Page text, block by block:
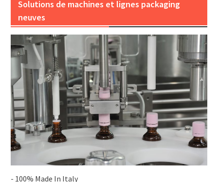
Solutions de machines et lignes packaging
neuves
- 100% Made In Italy